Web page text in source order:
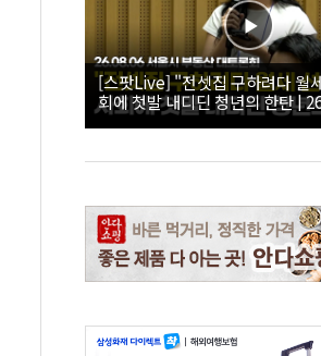
[스팟Live] "전셋집 구하려다 월
회에 첫발 내디딘 청년의 한탄 |
시 부동산 대토론회